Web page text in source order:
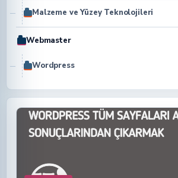
Malzeme ve Yüzey Teknolojileri
Webmaster
Wordpress